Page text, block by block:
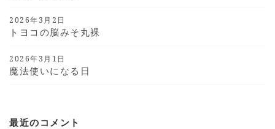
2026年3月2日
トヨコの脳みそ丸裸
2026年3月1日
魔法使いになる日
最近のコメント